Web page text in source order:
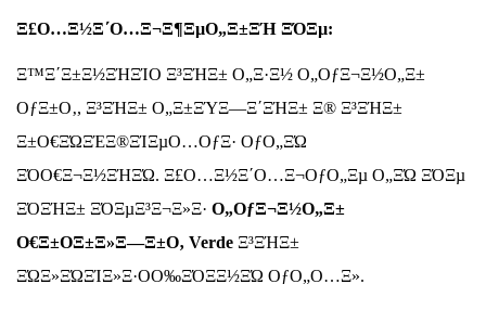
Ξ£Ο…Ξ½Ξ΄Ο…Ξ¬Ξ¶ΞµΟ„Ξ±ΞΉ ΞΌΞµ:
Ξ™Ξ΄Ξ±Ξ½ΞΉΞΊΟ Ξ³ΞΉΞ± Ο„Ξ·Ξ½ Ο„ΟƒΞ¬Ξ½Ο„Ξ±
ΟƒΞ±Ο‚, Ξ³ΞΉΞ± Ο„Ξ±ΞΎΞ―Ξ΄ΞΉΞ± Ξ® Ξ³ΞΉΞ±
Ξ±Ο€ΞΏΞΈΞ®ΞΊΞµΟ…ΟƒΞ· ΟƒΟ„ΞΏ
ΞΌΟ€Ξ¬Ξ½ΞΉΞΏ. Ξ£Ο…Ξ½Ξ΄Ο…Ξ¬ΟƒΟ„Ξµ Ο„ΞΏ ΞΌΞµ
ΞΌΞΉΞ± ΞΌΞµΞ³Ξ¬Ξ»Ξ· Ο„ΟƒΞ¬Ξ½Ο„Ξ±
Ο€Ξ±ΟΞ±Ξ»Ξ―Ξ±Ο‚ Verde Ξ³ΞΉΞ±
ΞΏΞ»ΞΏΞΊΞ»Ξ·ΟΟ‰ΞΌΞ­Ξ½ΞΏ ΟƒΟ„Ο…Ξ».